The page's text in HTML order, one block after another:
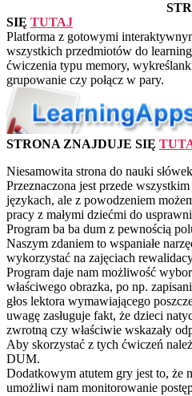
STRONA
SIĘ TUTAJ
Platforma z gotowymi
wszystkich przedmiotów do
ćwiczenia typu memory,
grupowanie czy połącz w pary.
STRONA ZNAJDUJE SIĘ
Niesamowita strona do nauki
Przeznaczona jest przede
językach, ale z powodzeniem
pracy z małymi dziećmi do
Program ba ba dum z pewnością
Naszym zdaniem to wspaniałe
wykorzystać na zajęciach
Program daje nam możliwość
właściwego obrazka, po np.
głos lektora wymawiającego
uwagę zasługuje fakt, że dzieci
zwrotną czy właściwie wskazały
Aby skorzystać z tych ćwiczeń
DUM.
Dodatkowym atutem gry jest to, że
umożliwi nam monitorowanie